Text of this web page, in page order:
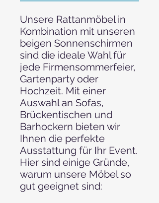
Unsere Rattanmöbel in
Kombination mit unseren
beigen Sonnenschirmen
sind die ideale Wahl für
jede Firmensommerfeier,
Gartenparty oder
Hochzeit. Mit einer
Auswahl an Sofas,
Brückentischen und
Barhockern bieten wir
Ihnen die perfekte
Ausstattung für Ihr Event.
Hier sind einige Gründe,
warum unsere Möbel so
gut geeignet sind: